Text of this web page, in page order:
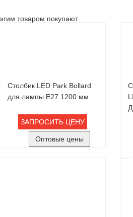
товаром покупают
Столбик LED Park Bollard
для лампы Е27 1200 мм
ЗАПРОСИТЬ ЦЕНУ
Оптовые цены